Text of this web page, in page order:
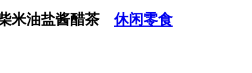
休闲零食